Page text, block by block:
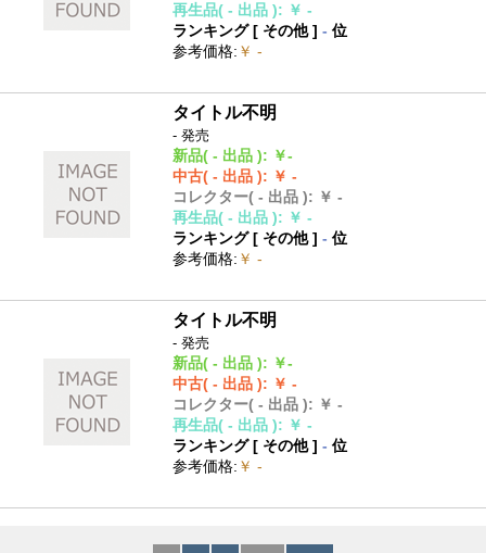
再生品( - 出品 ): ￥ -
ランキング [ その他]- 位
参考価格: ￥ -
タイトル不明
- 発売
新品( - 出品 ): ￥-
中古( - 出品 ): ￥ -
コレクター( - 出品 ): ￥ -
再生品( - 出品 ): ￥ -
ランキング [ その他]- 位
参考価格: ￥ -
タイトル不明
- 発売
新品( - 出品 ): ￥-
中古( - 出品 ): ￥ -
コレクター( - 出品 ): ￥ -
再生品( - 出品 ): ￥ -
ランキング [ その他]- 位
参考価格: ￥ -